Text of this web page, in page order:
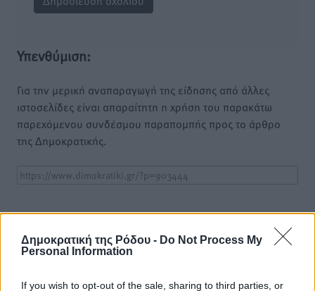
Δημοκρατική της Ρόδου - Do Not Process My
Personal Information
If you wish to opt-out of the sale, sharing to third parties, or
Υπενθύμιση:
Για την μερική αναπαραγωγή της είδησης από άλλες
ιστοσελίδες είναι απαραίτητη η χρήση του παρακάτω
παρεχόμενου συνδέσμου παραπομπής προς το άρθρο
της Δημοκρατικής.
o καιρός τώρα:
30°
83 %